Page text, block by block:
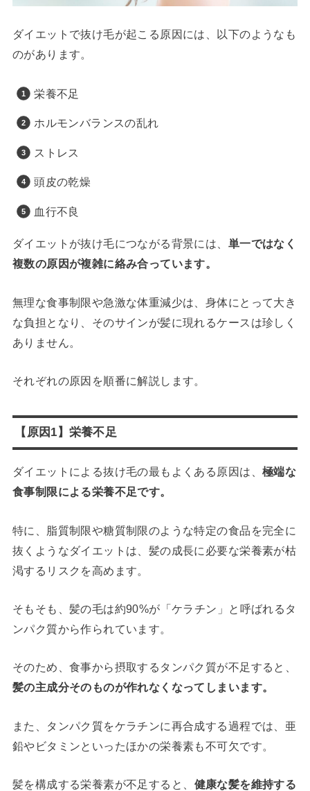
ダイエットで抜け毛が起こる原因には、以下のようなも
のがあります。
栄養不足
ホルモンバランスの乱れ
ストレス
頭皮の乾燥
血行不良
ダイエットが抜け毛につながる背景には、 単一ではなく
複数の原因が複雑に絡み合っています。
無理な食事制限や急激な体重減少は、身体にとって大き
な負担となり、そのサインが髪に現れるケースは珍しく
ありません。
それぞれの原因を順番に解説します。
【原因1】栄養不足
ダイエットによる抜け毛の最もよくある原因は、 極端な
食事制限による栄養不足です。
特に、脂質制限や糖質制限のような特定の食品を完全に
抜くようなダイエットは、髪の成長に必要な栄養素が枯
渇するリスクを高めます。
そもそも、髪の毛は約90%が「ケラチン」と呼ばれるタ
ンパク質から作られています。
そのため、食事から摂取するタンパク質が不足すると、
髪の主成分そのものが作れなくなってしまいます。
また、タンパク質をケラチンに再合成する過程では、亜
鉛やビタミンといったほかの栄養素も不可欠です。
髪を構成する栄養素が不足すると、 健康な髪を維持する